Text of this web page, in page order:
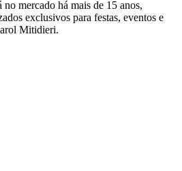
mercado há mais de 15 anos,
exclusivos para festas, eventos e
Mitidieri.